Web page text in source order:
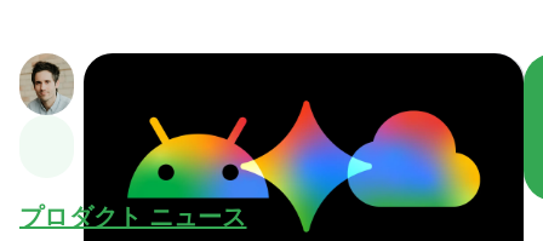
プロダクト ニュース